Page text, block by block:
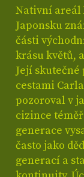
Nativní areál
Japonsku
části
krásu květů,
Její skutečné
cestami
pozoroval v
cizince
generace
často jako
generací a